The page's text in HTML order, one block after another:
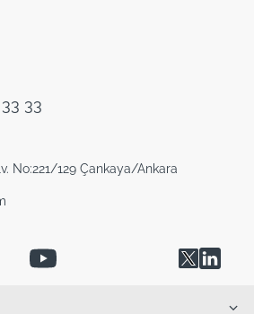
33
No:221/129 Çankaya/Ankara